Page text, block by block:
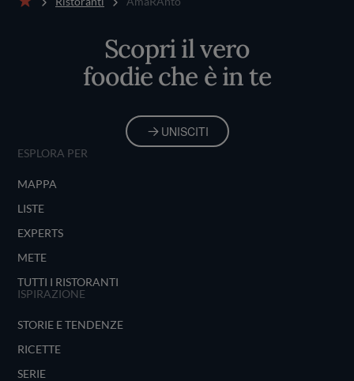
Scopri il vero
foodie che è in te
UNISCITI
ESPLORA PER
MAPPA
LISTE
EXPERTS
METE
TUTTI I RISTORANTI
ISPIRAZIONE
STORIE E TENDENZE
RICETTE
SERIE